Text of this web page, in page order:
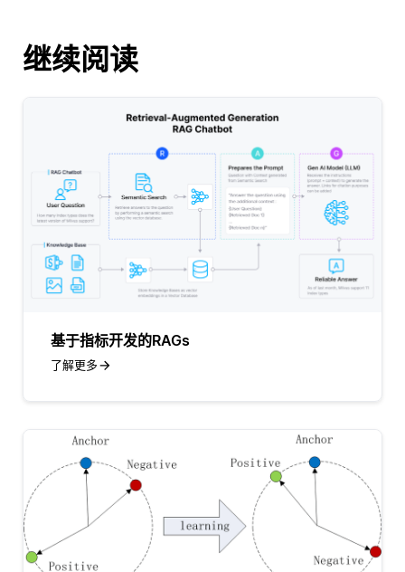
继续阅读
基于指标开发的RAGs
了解更多